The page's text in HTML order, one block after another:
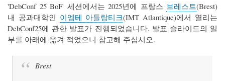
'DebConf 25 BoF' 세션에서는 2025년에 프랑스 브레스트(Brest)
내 공과대학인 이엠테 아틀랑티크(IMT Atlantique)에서 열리는
DebConf25에 관한 발표가 진행되었습니다. 발표 슬라이드의 일
부를 아래에 옮겨 적었으니 참고해 주십시오.
Brest